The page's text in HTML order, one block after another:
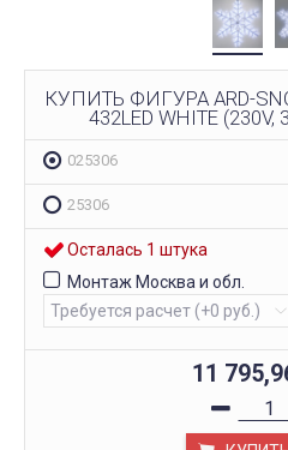
КУПИТЬ ФИГУРА ARD-
432LED WHITE (230V,
025306
25306
Осталась 1 штука
Монтаж Москва и обл.
11